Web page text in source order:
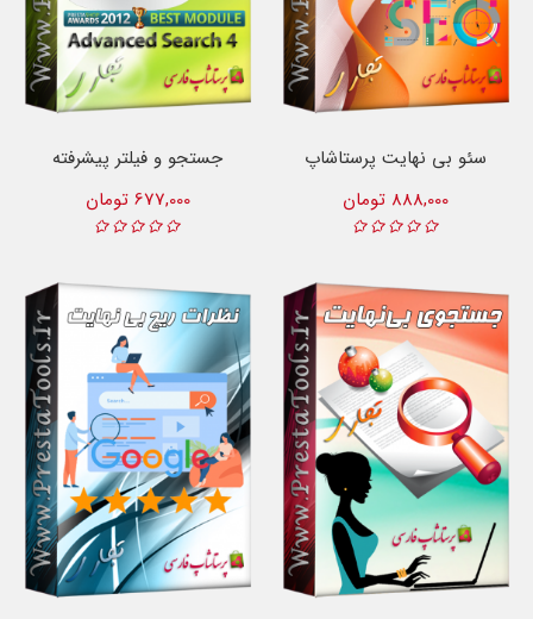
سئو بی نهایت پرستاشاپ
888,000 تومان
جستجو و فیلتر پیشرفته
677,000 تومان